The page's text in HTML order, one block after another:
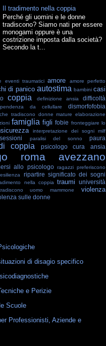
Il tradimento nella coppia
Perché gli uomini e le donne
tradiscono? Siamo nati per essere
monogami oppure è una
costrizione imposta dalla società?
Secondo la t...
eventi traumatici amore amore perfetto
di panico autostima bambini casi
coppia definizione ansia
difficoltà
da cellullare
dismorfofobia
tradiscono donne mature
elaborazione
famiglia figli fobie fronteggiare lo
interpretazione dei sogni
milf
paralisi del sonno paura
coppia psicologo cura ansia
roma avezzano
allo psicologo ragazzi preferiscono
ripartire significato dei sogni
nella coppia traumi università
uomo mammone
violenza
sulle donne
di disagio specifico
e Perizie
Scuole
Professionisti, Aziende e